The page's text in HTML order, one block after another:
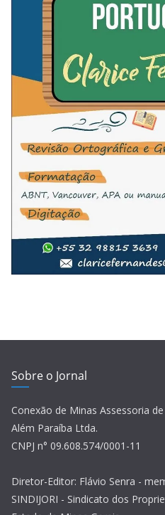
Sobre o Jornal
Conexão de Minas Assessoria
Além Paraíba Ltda.
CNPJ n° 09.608.574/0001-11
Diretor-Editor: Flávio Senra -
SINDIJORI - Sindicato dos